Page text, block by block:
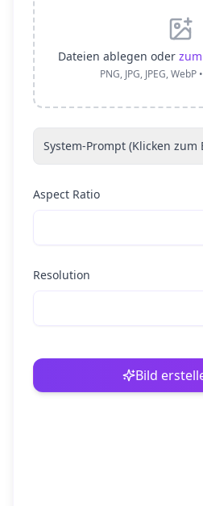
Dateien ablegen oder
PNG, JPG, JPEG,
System-Prompt (Klicken zum
Aspect Ratio
Resolution
Bild